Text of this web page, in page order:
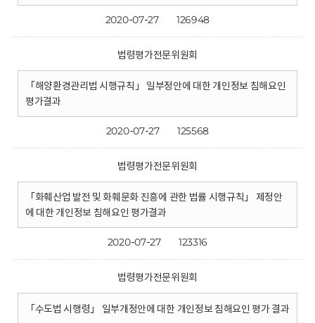
2020-07-27 126948
법령평가전문위원회
「해양환경관리법 시행규칙」 일부정안에 대한 개인정보 침해요인
평가결과
2020-07-27 125568
법령평가전문위원회
「화훼산업 발전 및 화훼문화 진흥에 관한 법률 시행규칙」 제정안
에 대한 개인정보 침해요인 평가결과
2020-07-27 123316
법령평가전문위원회
「수도법 시행령」 일부개정안에 대한 개인정보 침해요인 평가 결과